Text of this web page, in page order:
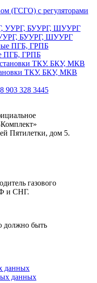
(ГСГО) с регуляторами
УУРГ, БУУРГ, ШУУРГ
ПГБ, ГРПБ
ТКУ. БКУ, МКВ
8 903 328 3445
Пятилетки, дом 5.
газового
и СНГ.
должно быть
данных
данных